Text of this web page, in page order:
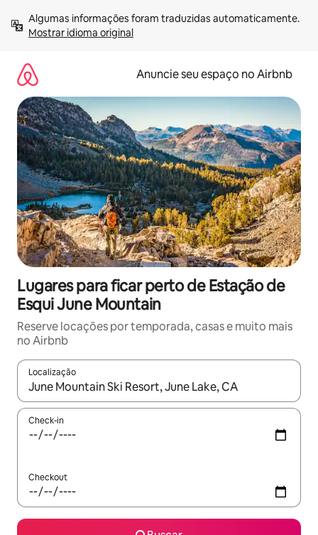
para
Mostrar idioma original
Anuncie seu espaço no Airbnb
Lugares para ficar perto de Estação de
Esqui June Mountain
Reserve locações por temporada, casas e muito mais
no Airbnb
Localização
Quando os resultados estiverem disponíveis, explore-os
Check-in
Checkout